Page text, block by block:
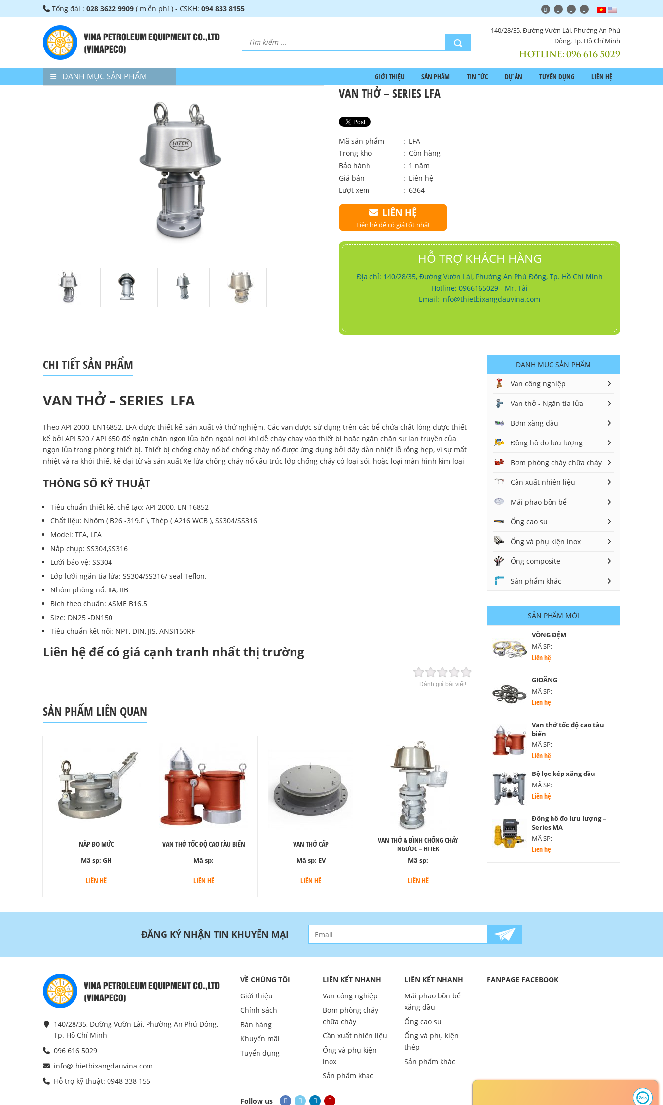
Tổng đài : 028 3622 9909 ( miễn phí ) - CSKH: 094 833 8155
VINA PETROLEUM EQUIPMENT CO.,LTD
(VINAPECO)
140/28/35, Đường Vườn Lài, Phường An Phú
Đông, Tp. Hồ Chí Minh
HOTLINE:096 616 5029
DANH MỤC SẢN PHẨM GIỚI THIỆU SẢN PHẨM TIN TỨC DỰ ÁN TUYỂN DỤNG LIÊN HỆ
VAN THỞ – SERIES LFA
Mã sản phẩm
: LFA
Trong kho
: Còn hàng
Bảo hành
: 1 năm
Giá bán
: Liên hệ
Lượt xem
: 6364
LIÊN HỆ
Liên hệ để có giá tốt nhất
HỖ TRỢ KHÁCH HÀNG
Địa chỉ: 140/28/35, Đường Vườn Lài, Phường An Phú Đông, Tp. Hồ Chí Minh
Hotline: 0966165029 - Mr. Tài
Email: info@thietbixangdauvina.com
CHI TIẾT SẢN PHẨM
VAN THỞ – SERIES LFA
Theo API 2000, EN16852, LFA được thiết kế, sản xuất và thử nghiệm. Các van được sử dụng trên các bể chứa chất lỏng được thiết
kế bởi API 520 / API 650 để ngăn chặn ngọn lửa bên ngoài nơi khí dễ cháy chạy vào thiết bị hoặc ngăn chặn sự lan truyền của
ngọn lửa trong phòng thiết bị. Thiết bị chống cháy nổ bể chống cháy nổ được ứng dụng bởi dây dẫn nhiệt lỗ rỗng hẹp, vì sự mất
nhiệt và ra khỏi thiết kế đại từ và sản xuất Xe lửa chống cháy nổ cấu trúc lớp chống cháy có loại sỏi, hoặc loại màn hình kim loại
THÔNG SỐ KỸ THUẬT
Tiêu chuẩn thiết kế, chế tạo: API 2000. EN 16852
Chất liệu: Nhôm ( B26 -319.F ), Thép ( A216 WCB ), SS304/SS316.
Model: TFA, LFA
Nắp chụp: SS304,SS316
Lưới bảo vệ: SS304
Lớp lưới ngăn tia lửa: SS304/SS316/ seal Teflon.
Nhóm phòng nổ: IIA, IIB
Bích theo chuẩn: ASME B16.5
Size: DN25 -DN150
Tiêu chuẩn kết nối: NPT, DIN, JIS, ANSI150RF
Liên hệ để có giá cạnh tranh nhất thị trường
Đánh giá bài viết!
SẢN PHẨM LIÊN QUAN
NẮP ĐO MỨC
Mã sp: GH
LIÊN HỆ
VAN THỞ TỐC ĐỘ CAO TÀU BIỂN
Mã sp:
LIÊN HỆ
VAN THỞ CẤP
Mã sp: EV
LIÊN HỆ
VAN THỞ & BÌNH CHỐNG CHÁY
NGƯỢC – HITEK
Mã sp:
LIÊN HỆ
DANH MỤC SẢN PHẨM
Van công nghiệp
Van thở - Ngăn tia lửa
Bơm xăng dầu
Đồng hồ đo lưu lượng
Bơm phòng cháy chữa cháy
Cần xuất nhiên liệu
Mái phao bồn bể
Ống cao su
Ống và phụ kiện inox
Ống composite
Sản phẩm khác
SẢN PHẨM MỚI
VÒNG ĐỆM
MÃ SP:
Liên hệ
GIOĂNG
MÃ SP:
Liên hệ
Van thở tốc độ cao tàu
biển
MÃ SP:
Liên hệ
Bộ lọc kép xăng dầu
MÃ SP:
Liên hệ
Đồng hồ đo lưu lượng –
Series MA
MÃ SP:
Liên hệ
ĐĂNG KÝ NHẬN TIN KHUYẾN MẠI
VINA PETROLEUM EQUIPMENT CO.,LTD
(VINAPECO)
140/28/35, Đường Vườn Lài, Phường An Phú Đông,
Tp. Hồ Chí Minh
096 616 5029
info@thietbixangdauvina.com
Hỗ trợ kỹ thuật: 0948 338 155
VỀ CHÚNG TÔI
Giới thiệu
Chính sách
Bán hàng
Khuyến mãi
Tuyển dụng
LIÊN KẾT NHANH
Van công nghiệp
Bơm phòng cháy
chữa cháy
Cần xuất nhiên liệu
Ống và phụ kiện
inox
Sản phẩm khác
LIÊN KẾT NHANH
Mái phao bồn bể
xăng dầu
Ống cao su
Ống và phụ kiện
thép
Sản phẩm khác
Follow us
FANPAGE FACEBOOK